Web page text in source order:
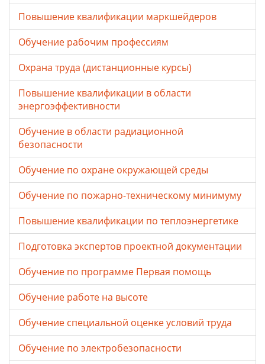
Повышение квалификации маркшейдеров
Обучение рабочим профессиям
Охрана труда (дистанционные курсы)
Повышение квалификации в области
энергоэффективности
Обучение в области радиационной
безопасности
Обучение по охране окружающей среды
Обучение по пожарно-техническому минимуму
Повышение квалификации по теплоэнергетике
Подготовка экспертов проектной документации
Обучение по программе Первая помощь
Обучение работе на высоте
Обучение специальной оценке условий труда
Обучение по электробезопасности